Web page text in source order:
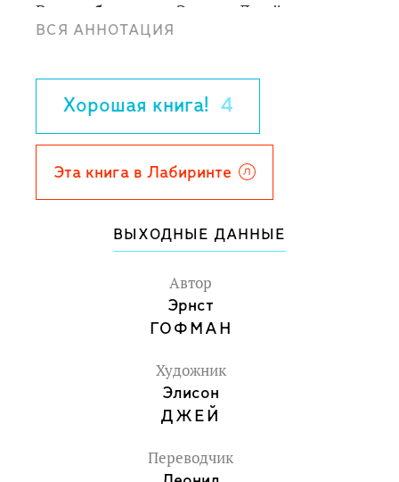
Великобритании Элисон Джей.
«Щелкунчиком» можно наслаждаться в
зиму напролёт.
ВСЯ АННОТАЦИЯ
Хорошая книга! 4
Эта книга в Лабиринте
ВЫХОДНЫЕ ДАННЫЕ
Автор
Эрнст
ГОФМАН
Художник
Элисон
ДЖЕЙ
Переводчик